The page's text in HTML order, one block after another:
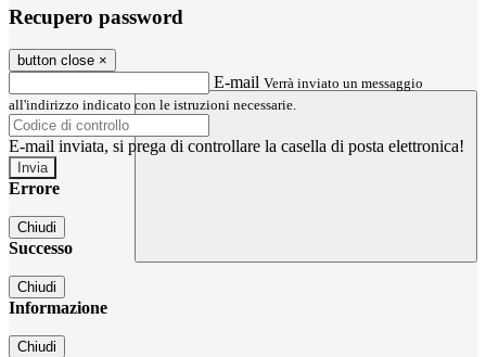
Recupero password
button close ×
E-mail Verrà inviato un messaggio
all'indirizzo indicato con le istruzioni necessarie.
E-mail inviata, si prega di controllare la casella di posta elettronica!
Errore
Chiudi
Successo
Chiudi
Informazione
Chiudi